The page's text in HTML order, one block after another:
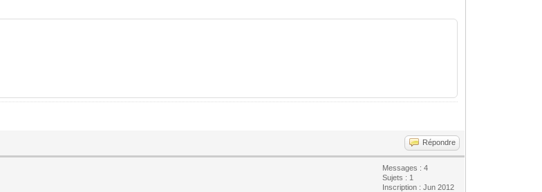
Répondre
Messages : 4
Sujets : 1
Inscription : Jun 2012